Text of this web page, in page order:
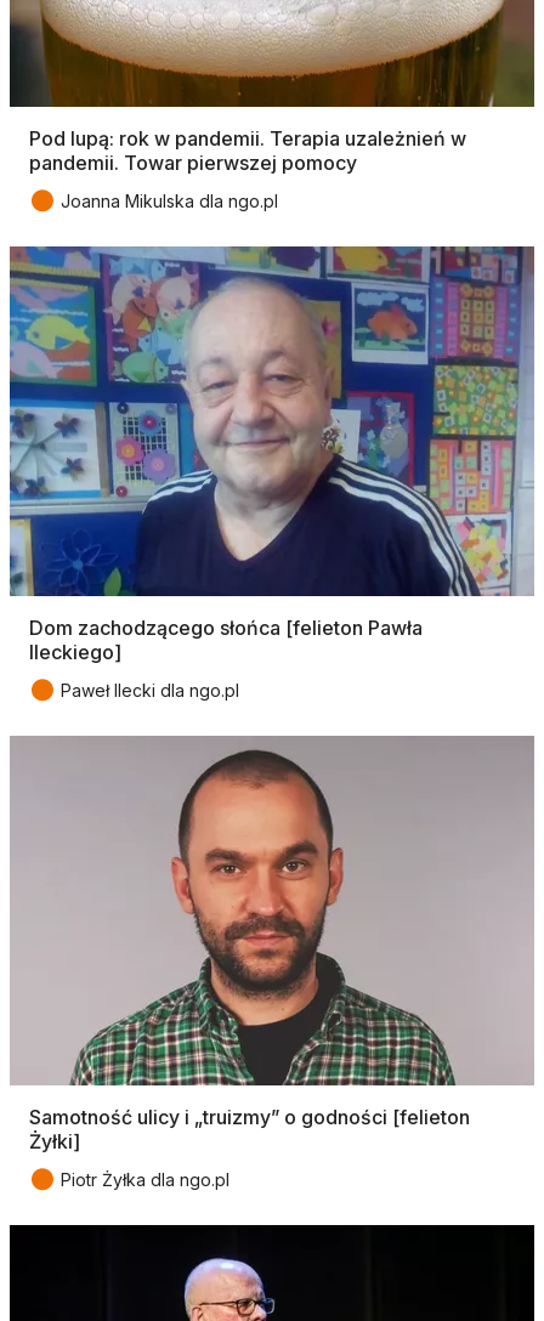
Pod lupą: rok w pandemii. Terapia uzależnień w
pandemii. Towar pierwszej pomocy
● Joanna Mikulska dla ngo.pl
Dom zachodzącego słońca [felieton Pawła
Ileckiego]
● Paweł Ilecki dla ngo.pl
Samotność ulicy i „truizmy” o godności [felieton
Żyłki]
● Piotr Żyłka dla ngo.pl